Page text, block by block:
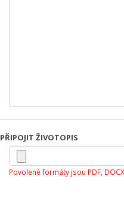
PŘIPOJIT ŽIVOTOPIS
Povolené formáty jsou PDF,